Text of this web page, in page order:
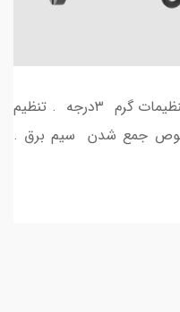
سشوار تاشو مودکس مدل HD1180 تنظیمات گرم ۳درجه . تنظیم
جمع شدن سیم برق .